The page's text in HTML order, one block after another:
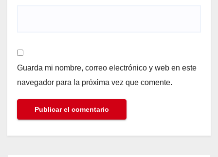
Guarda mi nombre, correo electrónico y web en este
navegador para la próxima vez que comente.